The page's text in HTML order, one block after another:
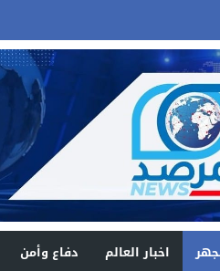
اخبار العالم دفاع وأمن